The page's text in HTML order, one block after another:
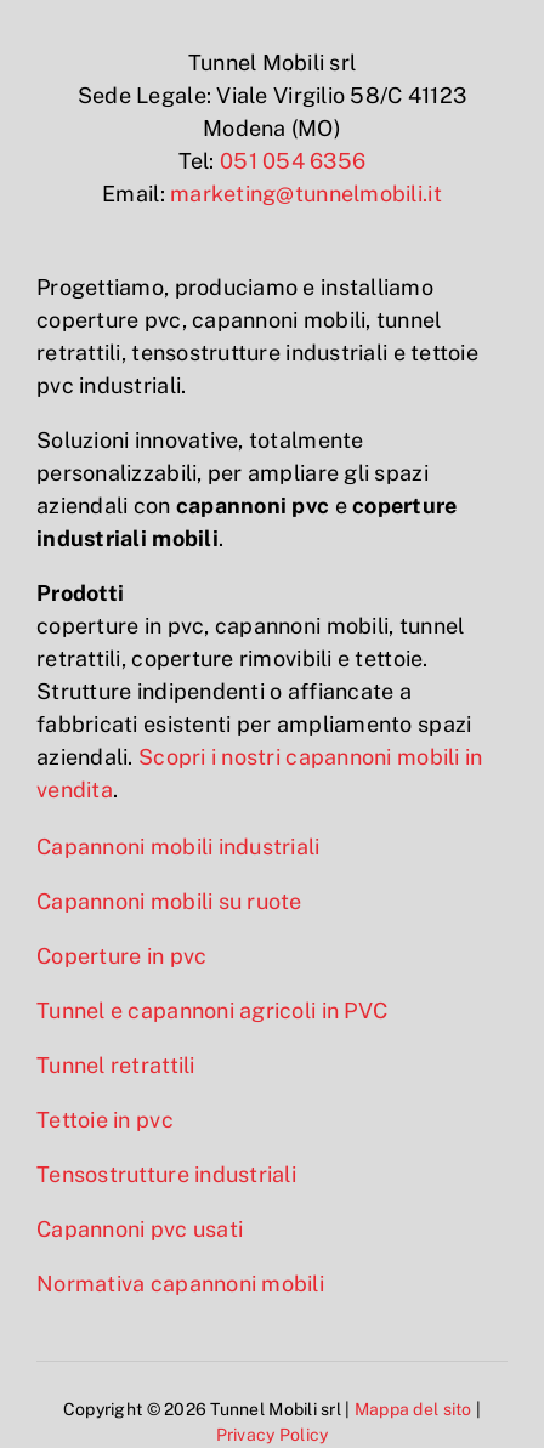
Tunnel Mobili srl
Sede Legale: Viale Virgilio 58/C 41123
Modena (MO)
Tel: 051 054 6356
Email: marketing@tunnelmobili.it
Progettiamo, produciamo e installiamo
coperture pvc, capannoni mobili, tunnel
retrattili, tensostrutture industriali e tettoie
pvc industriali.
Soluzioni innovative, totalmente
personalizzabili, per ampliare gli spazi
aziendali con capannoni pvc ecoperture
industriali mobili.
Prodotti
coperture in pvc, capannoni mobili, tunnel
retrattili, coperture rimovibili e tettoie.
Strutture indipendenti o affiancate a
fabbricati esistenti per ampliamento spazi
aziendali. Scopri i nostri capannoni mobili in
vendita.
Capannoni mobili industriali
Capannoni mobili su ruote
Coperture in pvc
Tunnel e capannoni agricoli in PVC
Tunnel retrattili
Tettoie in pvc
Tensostrutture industriali
Capannoni pvc usati
Normativa capannoni mobili
Copyright © 2026 Tunnel Mobili srl | Mappa del sito
Privacy Policy